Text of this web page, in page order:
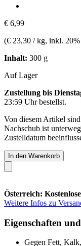
€ 6,99
(€ 23,30 / kg, inkl.
Inhalt: 300 g
Auf Lager
Zustellung bis
23:59 Uhrbestellst.
Von diesem Artikel
Nachschub ist
Zustelldatum
In den Warenkorb
Österreich:
Weitere Infos zu
Eigenschaften
Gegen Fett,